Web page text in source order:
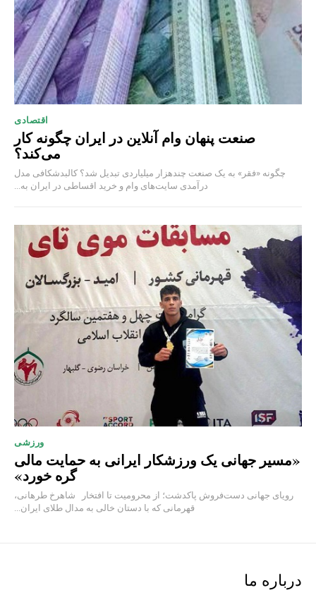
اقتصادی
صنعت پنهان وام آنلاین در ایران چگونه کار
می‌کند؟
چگونه «فقر» به یک صنعت چند‌هزار میلیاردی تبدیل شد؟ کالبدشکافی مدل
درآمدی سایت‌های وام و خرید اقساطی در ایران به...
ورزشی
«مسیر جهانی یک ورزشکار ایرانی به حمایت مالی
گره خورد»
رویای جهانی دست‌فروش پاکدشت؛ از محرومیت تا افتخار شاهرخ طرهانی،
قهرمانی که با دستان خالی به مدال طلای ایران...
درباره ما